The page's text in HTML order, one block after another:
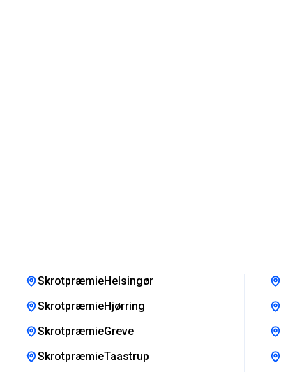
SkrotpræmieHelsingør
SkrotpræmieHjørring
SkrotpræmieGreve
SkrotpræmieTaastrup